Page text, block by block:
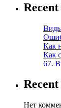
Recent
Как
Как
67.
Нет